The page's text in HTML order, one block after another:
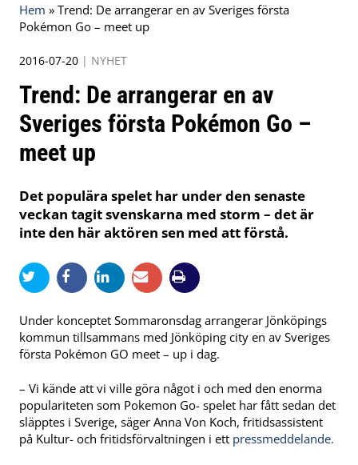
Hem » Trend: De arrangerar en av Sveriges första
Pokémon Go – meet up
2016-07-20 | NYHET
Trend: De arrangerar en av
Sveriges första Pokémon Go –
meet up
Det populära spelet har under den senaste
veckan tagit svenskarna med storm – det är
inte den här aktören sen med att förstå.
Under konceptet Sommaronsdag arrangerar Jönköpings
kommun tillsammans med Jönköping city en av Sveriges
första Pokémon GO meet – up i dag.
– Vi kände att vi ville göra något i och med den enorma
populariteten som Pokemon Go- spelet har fått sedan det
släpptes i Sverige, säger Anna Von Koch, fritidsassistent
på Kultur- och fritidsförvaltningen i ett pressmeddelande.